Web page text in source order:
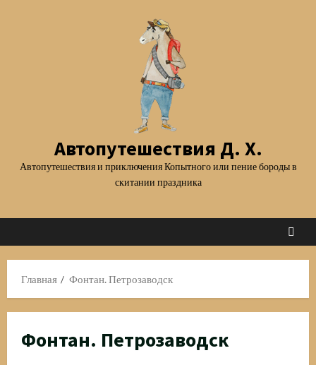
Автопутешествия Д. Х.
Автопутешествия и приключения Копытного или пение бороды в
скитании праздника
Главная Фонтан. Петрозаводск
Фонтан. Петрозаводск